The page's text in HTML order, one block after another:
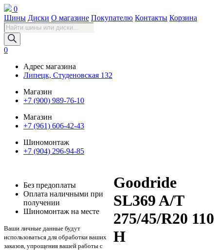
0
Шины Диски О магазине Покупателю Контакты Корзина
Поиск
товаров
0
Адрес магазина
Липецк, Студеновская 132
Магазин
+7 (900) 989-76-10
Магазин
+7 (961) 606-42-43
Шиномонтаж
+7 (904) 296-94-85
Goodride
SL369 A/T
275/45/R20 110
H
Без предоплаты
Оплата наличными при
получении
Шиномонтаж на месте
Ваши личные данные будут
использоваться для обработки ваших
заказов, упрощения вашей работы с